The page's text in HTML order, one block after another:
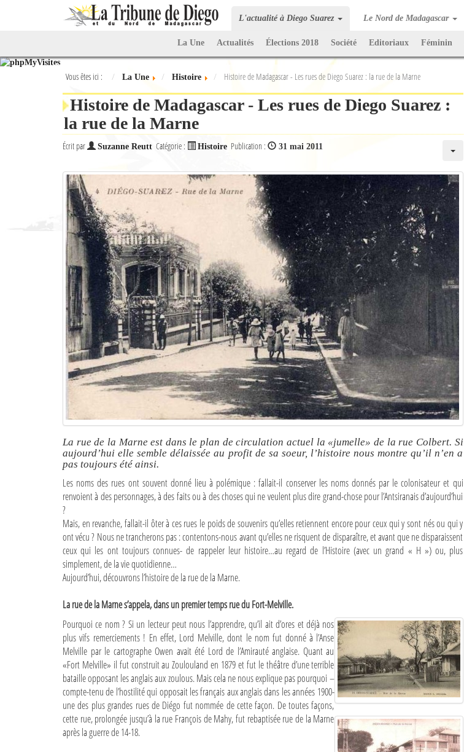
L'actualité à Diego Suarez Le Nord de Madagascar
La Une Actualités Élections 2018 Société Editoriaux Féminin
Vous êtes ici : La Une Histoire Histoire de Madagascar - Les rues de Diego Suarez : la rue de la Marne
Histoire de Madagascar - Les rues de Diego Suarez :
la rue de la Marne
Écrit par Suzanne Reutt Catégorie : Histoire Publication : 31 mai 2011
La rue de la Marne est dans le plan de circulation actuel la «jumelle» de la rue Colbert. Si
aujourd’hui elle semble délaissée au profit de sa soeur, l’histoire nous montre qu’il n’en a
pas toujours été ainsi.
Les noms des rues ont souvent donné lieu à polémique : fallait-il conserver les noms donnés par le colonisateur et qui
renvoient à des personnages, à des faits ou à des choses qui ne veulent plus dire grand-chose pour l’Antsiranais d’aujourd’hui
?
Mais, en revanche, fallait-il ôter à ces rues le poids de souvenirs qu’elles retiennent encore pour ceux qui y sont nés ou qui y
ont vécu ? Nous ne trancherons pas : contentons-nous avant qu’elles ne risquent de disparaître, et avant que ne disparaissent
ceux qui les ont toujours connues- de rappeler leur histoire…au regard de l’Histoire (avec un grand « H ») ou, plus
simplement, de la vie quotidienne…
Aujourd’hui, découvrons l’histoire de la rue de la Marne.
La rue de la Marne s’appela, dans un premier temps rue du Fort-Melville.
Pourquoi ce nom ? Si un lecteur peut nous l’apprendre, qu’il ait d’ores et déjà nos
plus vifs remerciements ! En effet, Lord Melville, dont le nom fut donné à l’Anse
Melville par le cartographe Owen avait été Lord de l’Amirauté anglaise. Quant au
«Fort Melville» il fut construit au Zoulouland en 1879 et fut le théâtre d’une terrible
bataille opposant les anglais aux zoulous. Mais cela ne nous explique pas pourquoi –
compte-tenu de l’hostilité qui opposait les français aux anglais dans les années 1900-
une des plus grandes rues de Diégo fut nommée de cette façon. De toutes façons,
cette rue, prolongée jusqu’à la rue François de Mahy, fut rebaptisée rue de la Marne
après la guerre de 14-18.